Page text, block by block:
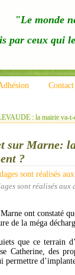
"Le monde
par ceux qui
Contact
: la mairie va-t-
sur Marne:
?
sont réalisés
ont constaté
de la méga
que ce terrain
Catherine, des